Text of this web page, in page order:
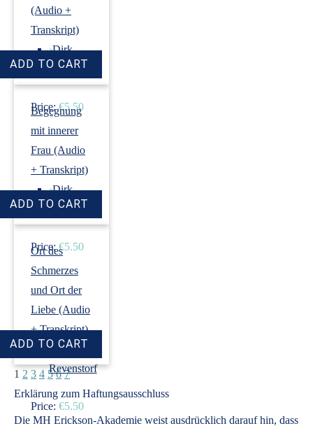
(Audio +
Transkript)
›Dirk
Revenstorf
Price: €5.50
Begegnung
mit innerer
Frau (Audio
+ Transkript)
›Dirk
Revenstorf
Price: €5.50
Ort des
Schmerzes
und Ort der
Liebe (Audio
+ Transkript)
›Dirk
Revenstorf
Price: €5.50
1 2 3 4 5 6 7
Erklärung zum Haftungsausschluss
Die MH Erickson-Akademie weist ausdrücklich darauf hin, dass